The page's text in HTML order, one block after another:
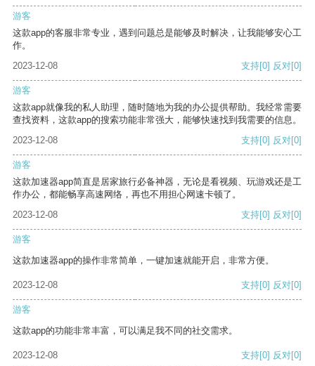
游客
这款app的客服非常专业，遇到问题总是能够及时解决，让我能够安心工
作。
2023-12-08
支持[0] 反对[0]
游客
这款app就像我的私人助理，随时随地为我的办公提供帮助。我经常需要
查找资料，这款app的搜索功能非常强大，能够快速找到我需要的信息。
2023-12-08
支持[0] 反对[0]
游客
这款加速器app简直是居家旅行必备神器，无论是看视频、玩游戏还是工
作办公，都能畅享高速网络，再也不用担心网速卡顿了。
2023-12-08
支持[0] 反对[0]
游客
这款加速器app的操作非常简单，一键加速就能开启，非常方便。
2023-12-08 支持[0] 反对[0]
游客
这款app的功能非常丰富，可以满足我不同的社交需求。
2023-12-08 支持[0] 反对[0]